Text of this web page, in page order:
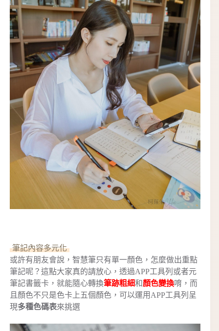
筆記內容多元化
或許有朋友會說，智慧筆只有單一顏色，怎麼做出重點
筆記呢？這點大家真的請放心，透過APP工具列或者元
筆記書籤卡，就能隨心轉換筆跡粗細和顏色變換唷，而
且顏色不只是色卡上五個顏色，可以運用APP工具列呈
現多種色碼表來挑選